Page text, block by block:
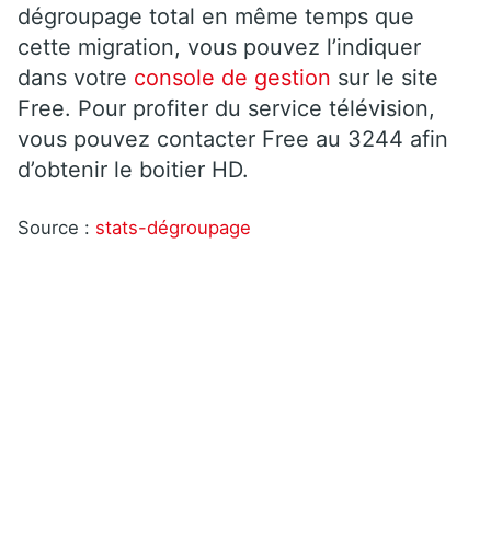
dégroupage total en même temps que
cette migration, vous pouvez l’indiquer
dans votre console de gestion sur le site
Free. Pour profiter du service télévision,
vous pouvez contacter Free au 3244 afin
d’obtenir le boitier HD.
Source : stats-dégroupage